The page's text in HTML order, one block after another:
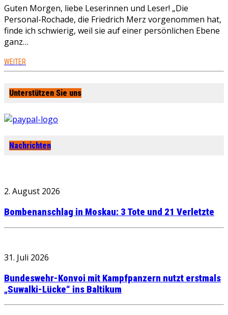
Guten Morgen, liebe Leserinnen und Leser! „Die
Personal-Rochade, die Friedrich Merz vorgenommen hat,
finde ich schwierig, weil sie auf einer persönlichen Ebene
ganz…
WEITER
Unterstützen Sie uns
Nachrichten
2. August 2026
Bombenanschlag in Moskau: 3 Tote und 21 Verletzte
31. Juli 2026
Bundeswehr-Konvoi mit Kampfpanzern nutzt erstmals
„Suwalki-Lücke“ ins Baltikum